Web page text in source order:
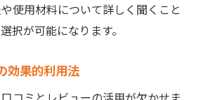
使用材料について詳しく聞くこと
択が可能になります。
効果的利用法